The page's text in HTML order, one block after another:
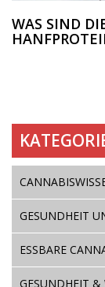
WAS SIND
GESUNDHEIT
ESSBARE
GESUNDHEIT &